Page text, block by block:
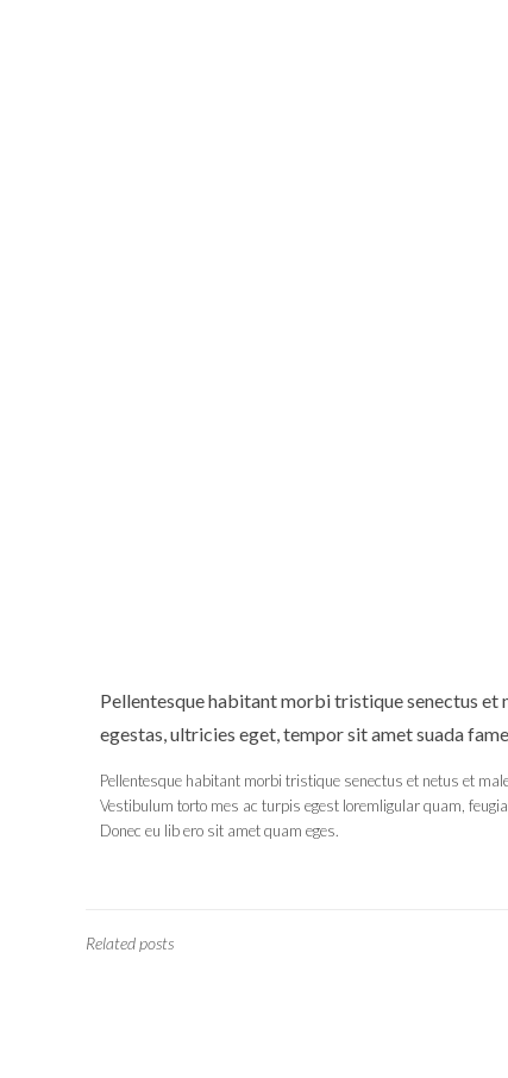
Pellentesque habitant morbi tristique senectus et
egestas, ultricies eget, tempor sit amet suada
Pellentesque habitant morbi tristique senectus et netus et
Vestibulum torto mes ac turpis egest loremligular quam,
Donec eu lib ero sit amet quam eges.
Related posts